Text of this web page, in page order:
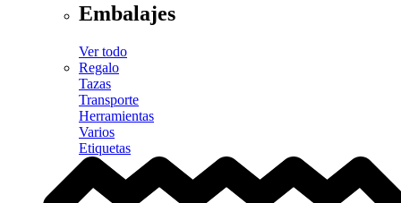
Embalajes
Ver todo
Regalo
Tazas
Transporte
Herramientas
Varios
Etiquetas